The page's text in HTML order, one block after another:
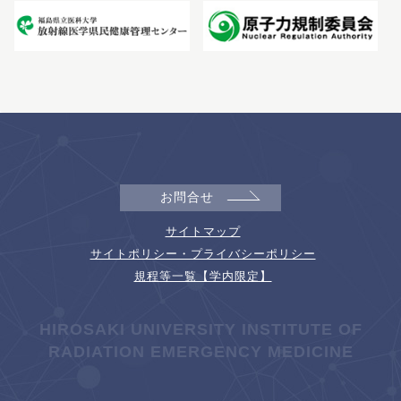
お問合せ
サイトマップ
サイトポリシー・プライバシーポリシー
規程等一覧【学内限定】
HIROSAKI UNIVERSITY INSTITUTE OF
RADIATION EMERGENCY MEDICINE